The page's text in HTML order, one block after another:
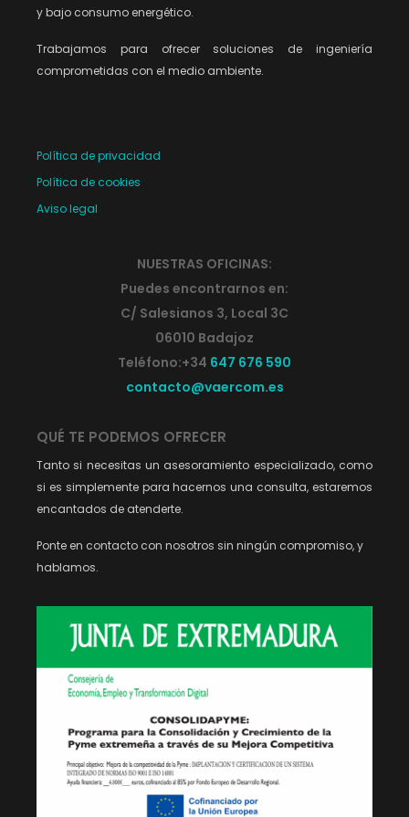
y bajo consumo energético.
Trabajamos para ofrecer soluciones de ingeniería
comprometidas con el medio ambiente.
Política de privacidad
Política de cookies
Aviso legal
NUESTRAS OFICINAS:
Puedes encontrarnos en:
C/ Salesianos 3, Local 3C
06010 Badajoz
Teléfono:+34 647 676 590
contacto@vaercom.es
QUÉ TE PODEMOS OFRECER
Tanto si necesitas un asesoramiento especializado, como
si es simplemente para hacernos una consulta, estaremos
encantados de atenderte.
Ponte en contacto con nosotros sin ningún compromiso, y
hablamos.